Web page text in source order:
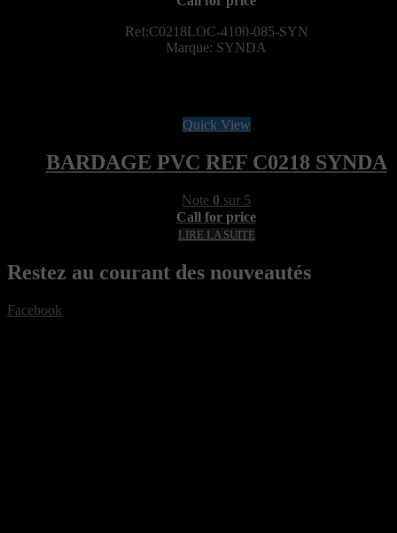
Ref:C0218LOC-4100-085-SYN
Marque: SYNDA
Quick View
BARDAGE PVC REF C0218 SYNDA
Note 0 sur 5
Call for price
LIRE LA SUITE
Restez au courant des nouveautés
Facebook